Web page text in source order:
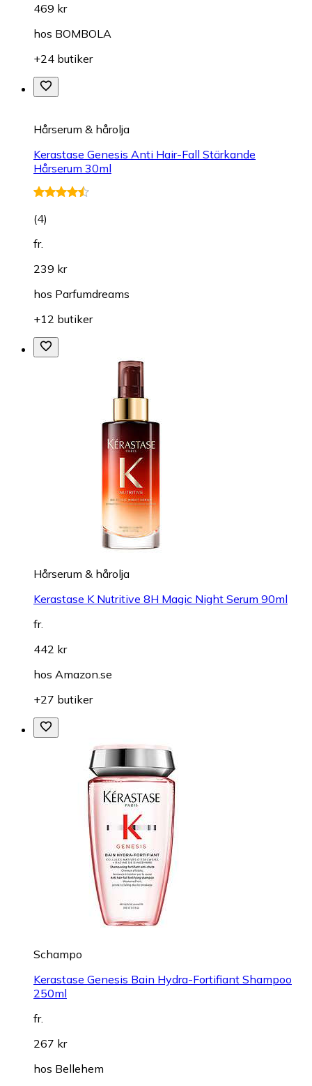
469 kr
hos BOMBOLA
+24 butiker
Hårserum & hårolja
Kerastase Genesis Anti Hair-Fall Stärkande
Hårserum 30ml
(4)
fr.
239 kr
hos Parfumdreams
+12 butiker
Hårserum & hårolja
Kerastase K Nutritive 8H Magic Night Serum 90ml
fr.
442 kr
hos Amazon.se
+27 butiker
Schampo
Kerastase Genesis Bain Hydra-Fortifiant Shampoo
250ml
fr.
267 kr
hos Bellehem